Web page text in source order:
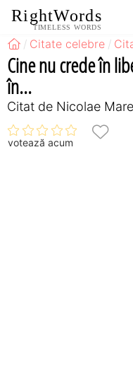
RightWords
TIMELESS WORDS
Citate celebre
Cine nu crede în
în...
Citat de Nicolae
votează acum